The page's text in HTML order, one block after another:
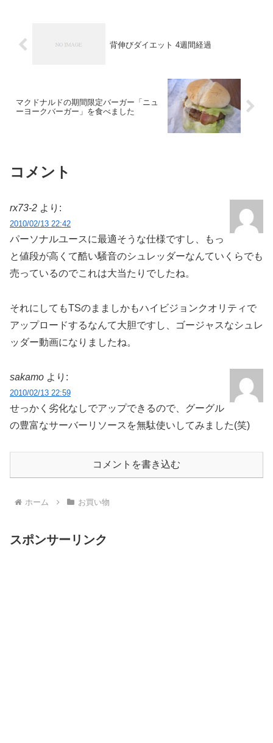
背伸びダイエット 4週間経過
マクドナルドの期間限定バーガー「ニュ
ーヨークバーガー」を食べました
コメント
rx73-2 より:
2010/02/13 22:42
パーソナルユースに最適そうな仕様ですし、もっ
と値段が高くて酷い騒音のシュレッダーなんていくらでも
売っているのでこれは大当たりでしたね。
それにしてもTSのまましかもハイビジョンクオリティで
アップロードするなんて大胆ですし、ゴージャスなシュレ
ッダー動画になりましたね。
sakamo より:
2010/02/13 22:59
せっかく劣化なしでアップできるので、グーグル
の豊富なサーバーリソースを無駄使いしてみました(笑)
コメントを書き込む
ホーム お買い物
スポンサーリンク